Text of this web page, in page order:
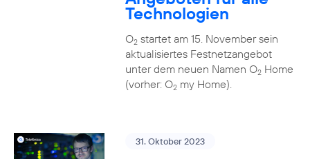
Technologien
O2startet am 15. November sein
aktualisiertes Festnetzangebot
unter dem neuen Namen O2Home
(vorher: O2my Home).
31. Oktober 2023